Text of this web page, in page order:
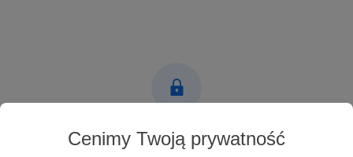
Cenimy Twoją prywatność
Post dostępny tylko dla Patronów